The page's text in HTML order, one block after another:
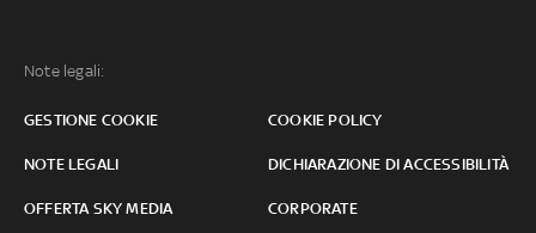
Note legali:
GESTIONE COOKIE COOKIE POLICY
NOTE LEGALI DICHIARAZIONE DI ACCESSIBILITÀ
OFFERTA SKY MEDIA CORPORATE